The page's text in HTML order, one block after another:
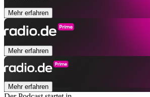
Mehr erfahren
Mehr erfahren
Mehr erfahren